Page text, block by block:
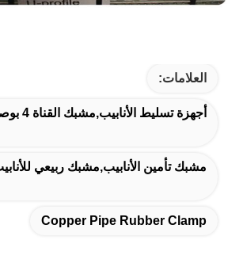
العلامات:
أجهزة تسليط الأنابيب,مشبك القناة 4 بوصة,مشبك مطاطي للأنابيب النحاسية
مشبك تأمين الأنابيب,مشبك ربيعي
Copper Pipe Rubber Clamp